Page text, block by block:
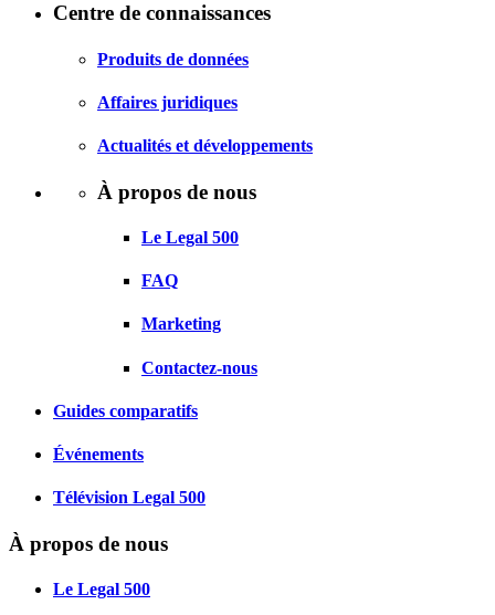
Centre de connaissances
Produits de données
Affaires juridiques
Actualités et développements
À propos de nous
Le Legal 500
FAQ
Marketing
Contactez-nous
Guides comparatifs
Événements
Télévision Legal 500
À propos de nous
Le Legal 500